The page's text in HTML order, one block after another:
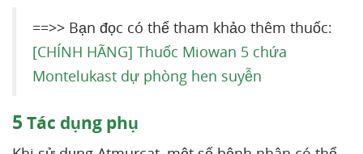
==>> Bạn đọc có thể tham khảo thêm thuốc:
[CHÍNH HÃNG] Thuốc Miowan 5 chứa
Montelukast dự phòng hen suyễn
5 Tác dụng phụ